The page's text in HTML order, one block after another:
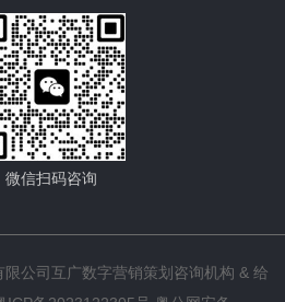
微信扫码咨询
公司互广数字营销策划咨询机构 & 给